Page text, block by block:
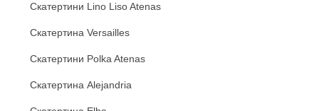
Скатертини Lino Liso Atenas
Скатертина Versailles
Скатертини Polka Atenas
Скатертина Alejandria